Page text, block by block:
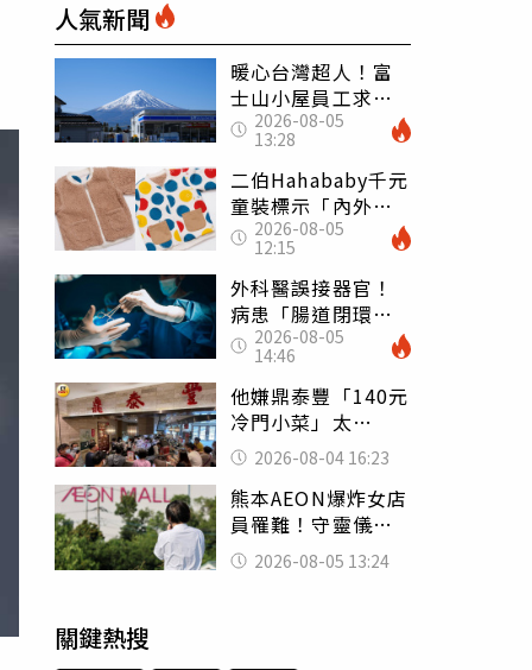
人氣新聞
暖心台灣超人！富
士山小屋員工求助
「想活下去」 山
友狂背物資上山：
台灣真的是寶島
2026-08-05
13:28
二伯Hahababy千元
童裝標示「內外層
皆純棉」 SGS檢
測證明：內裡100%
聚酯纖維
2026-08-05
12:15
外科醫誤接器官！
病患「腸道閉環」
無法排便險死 同
行看傻：糟糕至極
2026-08-05
14:46
他嫌鼎泰豐「140元
冷門小菜」太
貴！ 老饕卻狂推
神調味：自己做不
出來
2026-08-04 16:23
熊本AEON爆炸女店
員罹難！守靈儀式
擺純白婚紗 「妻
已不在身邊」他淚
2026-08-05 13:24
關鍵熱搜